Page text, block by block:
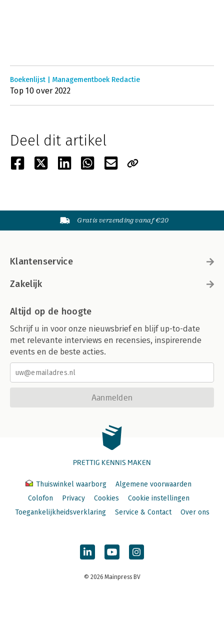
Boekenlijst | Managementboek Redactie
Top 10 over 2022
Deel dit artikel
Gratis verzending vanaf €20
Klantenservice
Zakelijk
Altijd op de hoogte
Schrijf u in voor onze nieuwsbrief en blijf up-to-date
met relevante interviews en recensies, inspirerende
events en de beste acties.
Aanmelden
PRETTIG KENNIS MAKEN
Thuiswinkel waarborg
Algemene voorwaarden
Colofon
Privacy Cookies
Cookie instellingen
Toegankelijkheidsverklaring
Service & Contact Over ons
© 2026 Mainpress BV